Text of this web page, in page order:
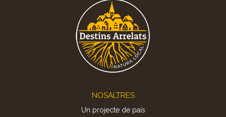
NOSALTRES
Un projecte de país